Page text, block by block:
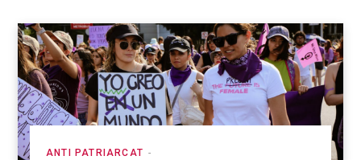
ANTI PATRIARCAT